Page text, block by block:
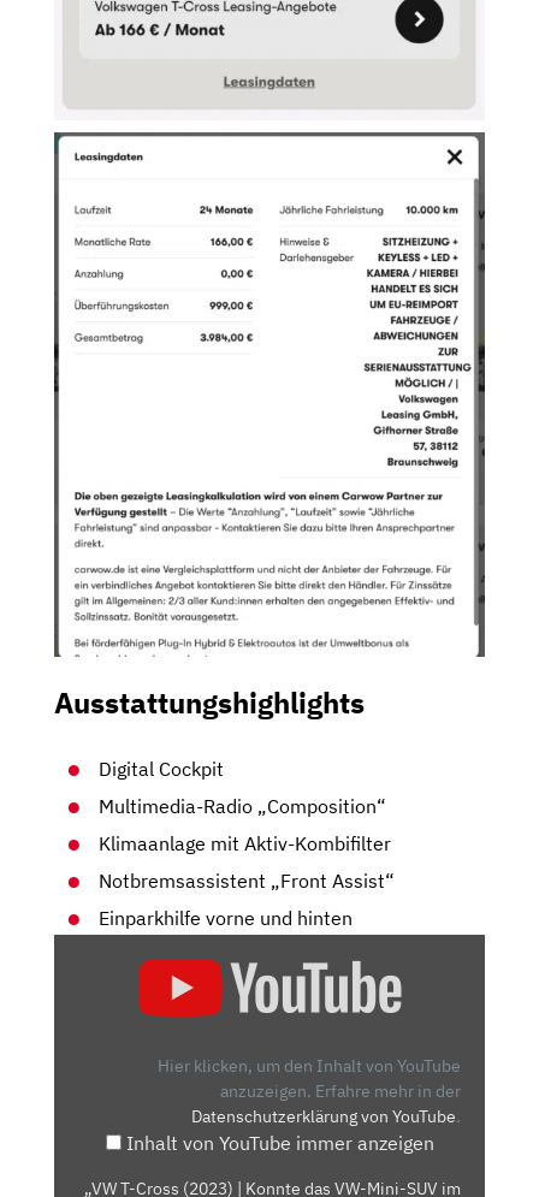
Ausstattungshighlights
Digital Cockpit
Multimedia-Radio „Composition“
Klimaanlage mit Aktiv-Kombifilter
Notbremsassistent „Front Assist“
Einparkhilfe vorne und hinten
MINI-
Hier klicken, um den Inhalt von YouTube
anzuzeigen. Erfahre mehr in der
Datenschutzerklärung von YouTube.
Inhalt von YouTube immer anzeigen
„VW T-Cross (2023) | Konnte das VW-Mini-SUV im